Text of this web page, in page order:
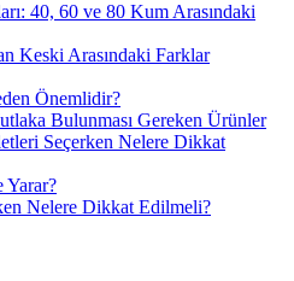
40, 60 ve 80 Kum Arasındaki
Keski Arasındaki Farklar
Önemlidir?
Bulunması Gereken Ürünler
Seçerken Nelere Dikkat
Yarar?
Nelere Dikkat Edilmeli?